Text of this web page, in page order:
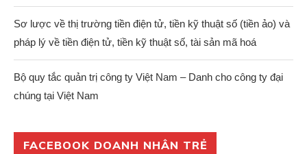
Sơ lược về thị trường tiền điện tử, tiền kỹ thuật số (tiền ảo) và
pháp lý về tiền điện tử, tiền kỹ thuật số, tài sản mã hoá
Bộ quy tắc quản trị công ty Việt Nam – Danh cho công ty đại
chúng tại Việt Nam
FACEBOOK DOANH NHÂN TRẺ